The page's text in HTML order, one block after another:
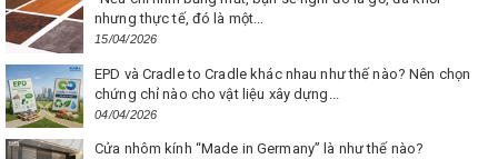
nhưng thực tế, đó là một...
15/04/2026
EPD và Cradle to Cradle khác nhau như thế nào? Nên chọn
chứng chỉ nào cho vật liệu xây dựng...
04/04/2026
Cửa nhôm kính “Made in Germany” là như thế nào?